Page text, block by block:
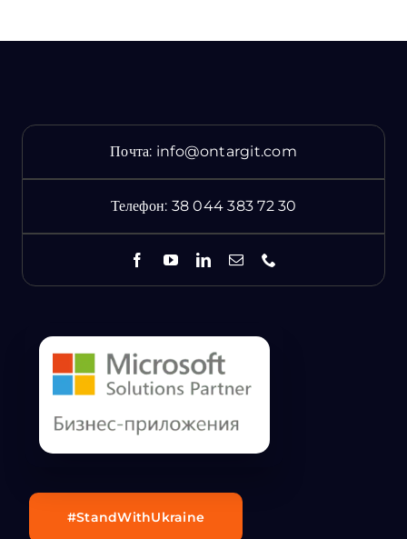
Почта: info@ontargit.com
Телефон: 38 044 383 72 30
#StandWithUkraine